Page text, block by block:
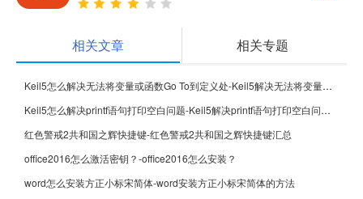
相关文章 相关专题
Keil5怎么解决无法将变量或函数Go To到定义处-Keil5解决无法将变量或函数Go To到定义处的方法
Keil5怎么解决printf语句打印空白问题-Keil5解决printf语句打印空白问题的方法
红色警戒2共和国之辉快捷键-红色警戒2共和国之辉快捷键汇总
office2016怎么激活密钥？-office2016怎么安装？
word怎么安装方正小标宋简体-word安装方正小标宋简体的方法